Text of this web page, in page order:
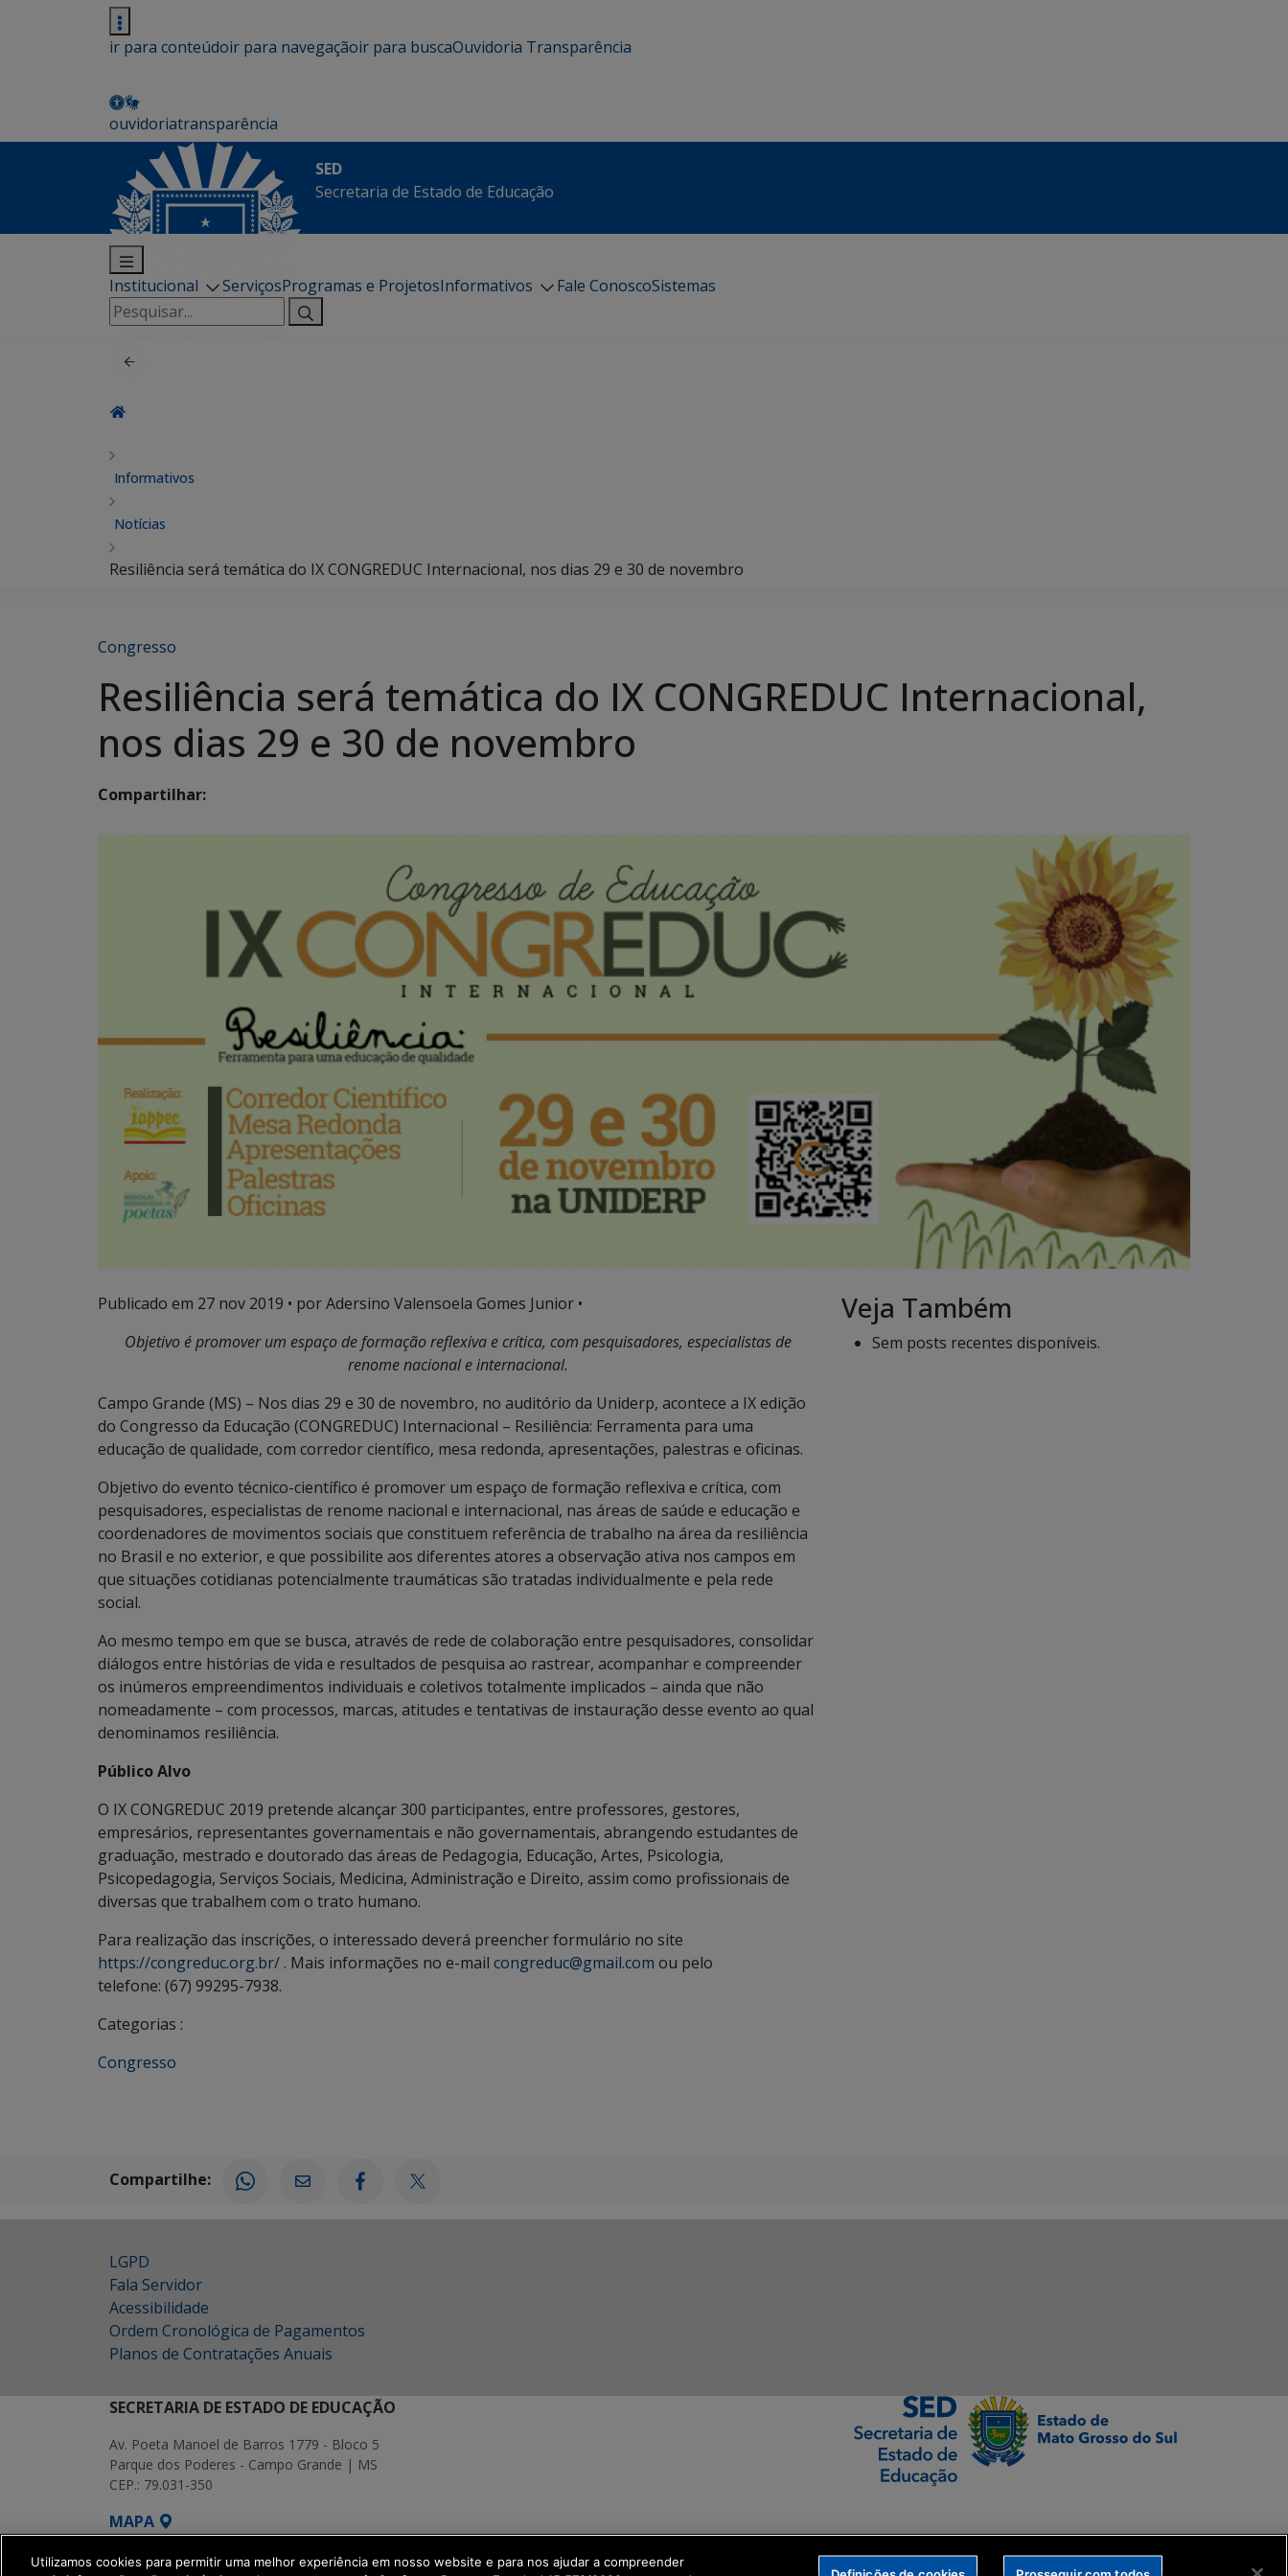
ir para conteúdoir para navegaçãoir para buscaOuvidoria Transparência
ouvidoriatransparência
SED
Secretaria de Estado de Educação
Institucional ServiçosProgramas e ProjetosInformativos Fale ConoscoSistemas
Pesquisar
por:
Informativos
Notícias
Resiliência será temática do IX CONGREDUC Internacional, nos dias 29 e 30 de novembro
Congresso
Resiliência será temática do IX CONGREDUC Internacional,
nos dias 29 e 30 de novembro
Compartilhar:
Publicado em 27 nov 2019 • por Adersino Valensoela Gomes Junior •
Objetivo é promover um espaço de formação reflexiva e crítica, com pesquisadores, especialistas de
renome nacional e internacional.
Campo Grande (MS) – Nos dias 29 e 30 de novembro, no auditório da Uniderp, acontece a IX edição
do Congresso da Educação (CONGREDUC) Internacional – Resiliência: Ferramenta para uma
educação de qualidade, com corredor científico, mesa redonda, apresentações, palestras e oficinas.
Objetivo do evento técnico-científico é promover um espaço de formação reflexiva e crítica, com
pesquisadores, especialistas de renome nacional e internacional, nas áreas de saúde e educação e
coordenadores de movimentos sociais que constituem referência de trabalho na área da resiliência
no Brasil e no exterior, e que possibilite aos diferentes atores a observação ativa nos campos em
que situações cotidianas potencialmente traumáticas são tratadas individualmente e pela rede
social.
Ao mesmo tempo em que se busca, através de rede de colaboração entre pesquisadores, consolidar
diálogos entre histórias de vida e resultados de pesquisa ao rastrear, acompanhar e compreender
os inúmeros empreendimentos individuais e coletivos totalmente implicados – ainda que não
nomeadamente – com processos, marcas, atitudes e tentativas de instauração desse evento ao qual
denominamos resiliência.
Público Alvo
O IX CONGREDUC 2019 pretende alcançar 300 participantes, entre professores, gestores,
empresários, representantes governamentais e não governamentais, abrangendo estudantes de
graduação, mestrado e doutorado das áreas de Pedagogia, Educação, Artes, Psicologia,
Psicopedagogia, Serviços Sociais, Medicina, Administração e Direito, assim como profissionais de
diversas que trabalhem com o trato humano.
Para realização das inscrições, o interessado deverá preencher formulário no site
https://congreduc.org.br/ . Mais informações no e-mail congreduc@gmail.com ou pelo
telefone: (67) 99295-7938.
Categorias :
Congresso
Veja Também
Sem posts recentes disponíveis.
Compartilhe:
LGPD
Fala Servidor
Acessibilidade
Ordem Cronológica de Pagamentos
Planos de Contratações Anuais
SECRETARIA DE ESTADO DE EDUCAÇÃO
Av. Poeta Manoel de Barros 1779 - Bloco 5
Parque dos Poderes - Campo Grande | MS
CEP.: 79.031-350
MAPA
SETDIG | Secretaria-Executiva de Transformação Digital
Utilizamos cookies para permitir uma melhor experiência em nosso website e para nos ajudar a compreender